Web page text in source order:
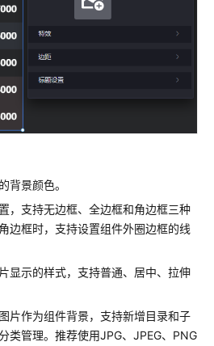
背景颜色。
，支持无边框、全边框和角边框三种
边框时，支持设置组件外圈边框的线
显示的样式，支持普通、居中、拉伸
片作为组件背景，支持新增目录和子
类管理。推荐使用JPG、JPEG、PNG